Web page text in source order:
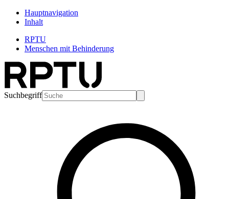
Hauptnavigation
Inhalt
RPTU
Menschen mit Behinderung
Suchbegriff